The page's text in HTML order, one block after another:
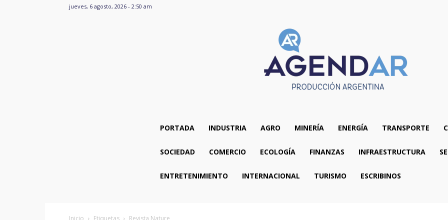
jueves, 6 agosto, 2026 - 2:50 am
PORTADA INDUSTRIA AGRO MINERÍA ENERGÍA TRANSPORTE
SOCIEDAD COMERCIO ECOLOGÍA FINANZAS INFRAESTRUCTURA
ENTRETENIMIENTO INTERNACIONAL TURISMO ESCRIBINOS
Inicio Etiquetas Revista Nature